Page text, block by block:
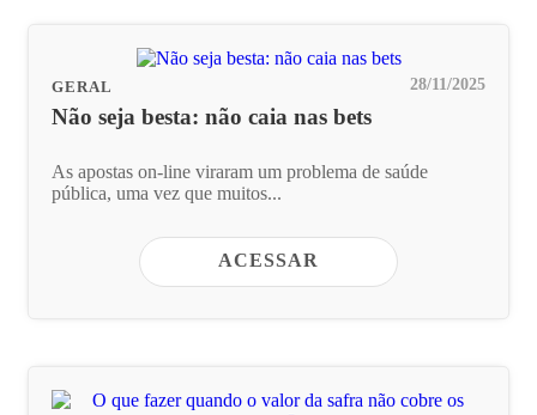
GERAL 28/11/2025
Não seja besta: não caia nas bets
As apostas on-line viraram um problema de saúde
pública, uma vez que muitos...
ACESSAR